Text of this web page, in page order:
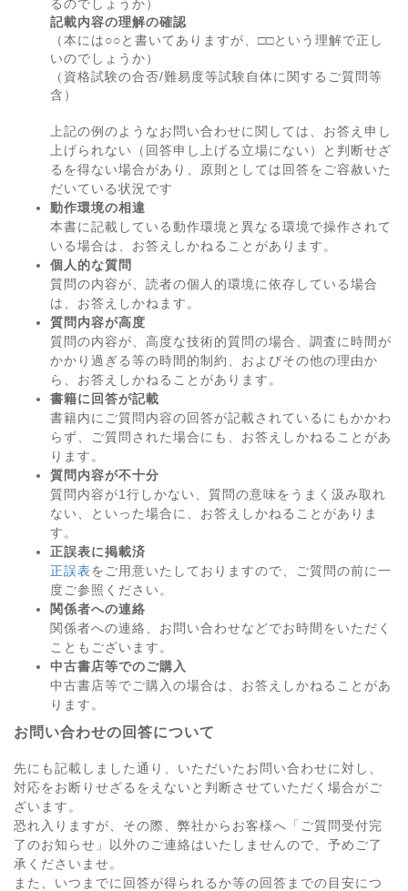
るのでしょうか）
記載内容の理解の確認
（本には○○と書いてありますが、□□という理解で正し
いのでしょうか）
（資格試験の合否/難易度等試験自体に関するご質問等
含）
上記の例のようなお問い合わせに関しては、お答え申し
上げられない（回答申し上げる立場にない）と判断せざ
るを得ない場合があり、原則としては回答をご容赦いた
だいている状況です
動作環境の相違
本書に記載している動作環境と異なる環境で操作されて
いる場合は、お答えしかねることがあります。
個人的な質問
質問の内容が、読者の個人的環境に依存している場合
は、お答えしかねます。
質問内容が高度
質問の内容が、高度な技術的質問の場合、調査に時間が
かかり過ぎる等の時間的制約、およびその他の理由か
ら、お答えしかねることがあります。
書籍に回答が記載
書籍内にご質問内容の回答が記載されているにもかかわ
らず、ご質問された場合にも、お答えしかねることがあ
ります。
質問内容が不十分
質問内容が1行しかない、質問の意味をうまく汲み取れ
ない、といった場合に、お答えしかねることがありま
す。
正誤表に掲載済
正誤表をご用意いたしておりますので、ご質問の前に一
度ご参照ください。
関係者への連絡
関係者への連絡、お問い合わせなどでお時間をいただく
こともございます。
中古書店等でのご購入
中古書店等でご購入の場合は、お答えしかねることがあ
ります。
お問い合わせの回答について
先にも記載しました通り、いただいたお問い合わせに対し、
対応をお断りせざるをえないと判断させていただく場合がご
ざいます。
恐れ入りますが、その際、弊社からお客様へ「ご質問受付完
了のお知らせ」以外のご連絡はいたしませんので、予めご了
承くださいませ。
また、いつまでに回答が得られるか等の回答までの目安につ